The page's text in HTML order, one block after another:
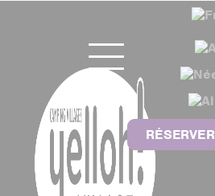
RÉSERVER